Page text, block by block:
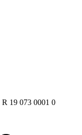
R 19 073 0001 0